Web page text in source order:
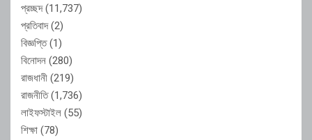
প্রচ্ছদ(11,737)
প্রতিবাদ(2)
বিজ্ঞপ্তি(1)
বিনোদন (280)
রাজধানী (219)
রাজনীতি(1,736)
লাইফস্টাইল (55)
শিক্ষা (78)